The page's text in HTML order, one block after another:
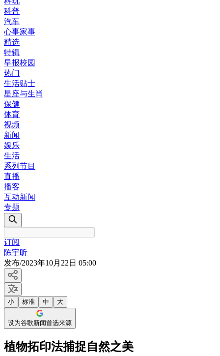
科普
汽车
心事家事
精选
特辑
早报校园
热门
生活贴士
星座与生肖
保健
体育
视频
新闻
娱乐
生活
系列节目
直播
播客
互动新闻
专题
订阅
陈宇昕
发布/2023年10月22日 05:00
小 标准 中 大
设为谷歌新闻首选来源
植物拓印法捕捉自然之美